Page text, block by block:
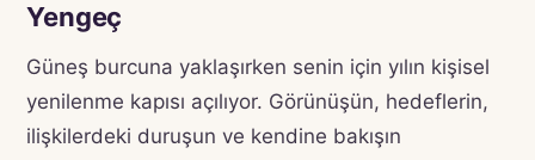
Yengeç
Güneş burcuna yaklaşırken senin için yılın kişisel
yenilenme kapısı açılıyor. Görünüşün, hedeflerin,
ilişkilerdeki duruşun ve kendine bakışın